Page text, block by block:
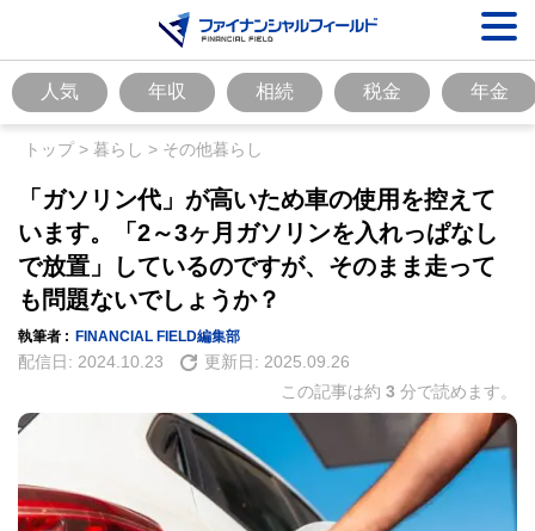
人気 年収 相続 税金 年金
トップ> 暮らし > その他暮らし
「ガソリン代」が高いため車の使用を控えて
います。「2～3ヶ月ガソリンを入れっぱなし
で放置」しているのですが、そのまま走って
も問題ないでしょうか？
執筆者 : FINANCIAL FIELD編集部
配信日: 2024.10.23 更新日: 2025.09.26
この記事は約 3 分で読めます。